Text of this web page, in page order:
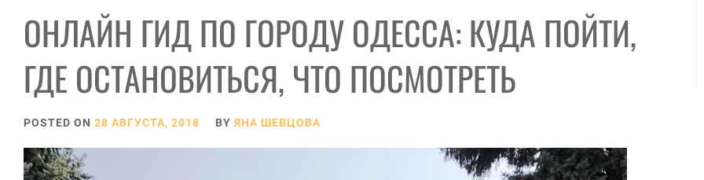
ОНЛАЙН ГИД ПО ГОРОДУ ОДЕССА: КУДА ПОЙТИ,
ГДЕ ОСТАНОВИТЬСЯ, ЧТО ПОСМОТРЕТЬ
POSTED ON 28 АВГУСТА, 2018 BY ЯНА ШЕВЦОВА